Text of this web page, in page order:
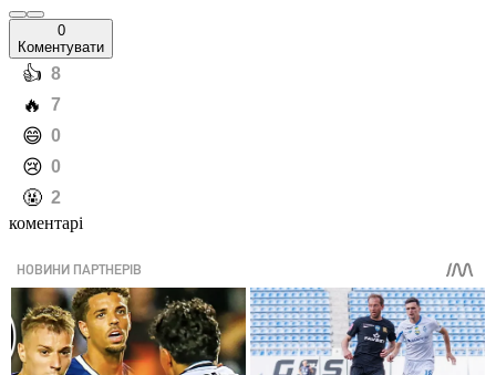
0
Коментувати
️👍 8
️🔥 7
️😄 0
️😢 0
️🤬 2
коментарі